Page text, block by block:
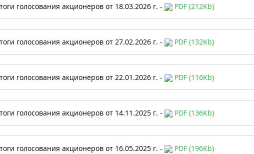
голосования акционеров от 18.03.2026 г. - PDF (212Kb)
голосования акционеров от 27.02.2026 г. - PDF (132Kb)
голосования акционеров от 22.01.2026 г. - PDF (116Kb)
голосования акционеров от 14.11.2025 г. - PDF (136Kb)
голосования акционеров от 16.05.2025 г. - PDF (196Kb)